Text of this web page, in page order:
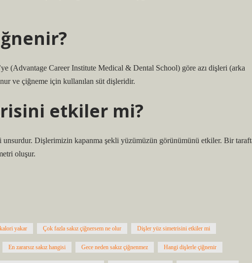
(Advantage Career Institute Medical & Dental School) göre azı dişleri (arka
ve çiğneme için kullanılan süt dişleridir.
etkiler mi?
Dişlerimizin kapanma şekli yüzümüzün görünümünü etkiler. Bir
oluşur.
yakar Çok fazla sakız çiğnersem ne olur Dişler yüz simetrisini etkiler mi
En zararsız sakız hangisi Gece neden sakız çiğnenmez Hangi dişlerle çiğnenir